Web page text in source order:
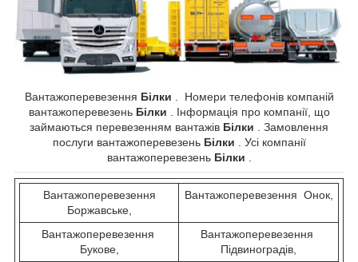
Вантажоперевезення Білки . Номери телефонів компаній
вантажоперевезень Білки . Інформація про компанії, що
займаються перевезенням вантажів Білки . Замовлення
послуги вантажоперевезень Білки . Усі компанії
вантажоперевезень Білки .
Вантажоперевезення
Боржавське,
Вантажоперевезення Онок,
Вантажоперевезення
Букове,
Вантажоперевезення
Підвиноградів,